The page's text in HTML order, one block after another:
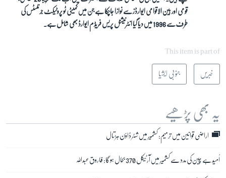
قومی اور بین الاقوامی ایوارڈز سے نوازا جاچکا ہے جن میں کمیٹی ٹو پروٹیکٹ جرنلسٹس کی
طرف سے 1996 میں دیا گیا انٹرنیشنل پریس فریڈم ایوارڈ بھی شامل ہے۔
This item is part of
خبریں جنوبی ایشیا
یہ بھی پڑھیے
اراضی قوانین میں ترمیم: کشمیر میں شٹر ڈاؤن ہڑتال
اُمید ہے چین کی مدد سے کشمیر میں آرٹیکل 370 بحال ہو گا: فاروق عبداللہ